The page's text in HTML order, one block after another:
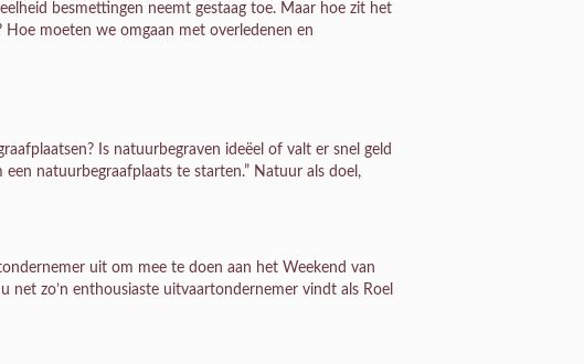
besmettingen neemt gestaag toe. Maar hoe zit het
moeten we omgaan met overledenen en
Is natuurbegraven ideëel of valt er snel geld
natuurbegraafplaats te starten.” Natuur als doel,
uit om mee te doen aan het Weekend van
zo’n enthousiaste uitvaartondernemer vindt als Roel